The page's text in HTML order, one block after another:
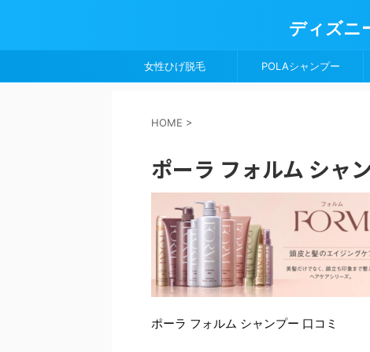
ディズニ
女性ひげ脱毛 POLAシャンプー
HOME >
ポーラ フォルム シャ
ポーラ フォルム シャンプー 口コミ